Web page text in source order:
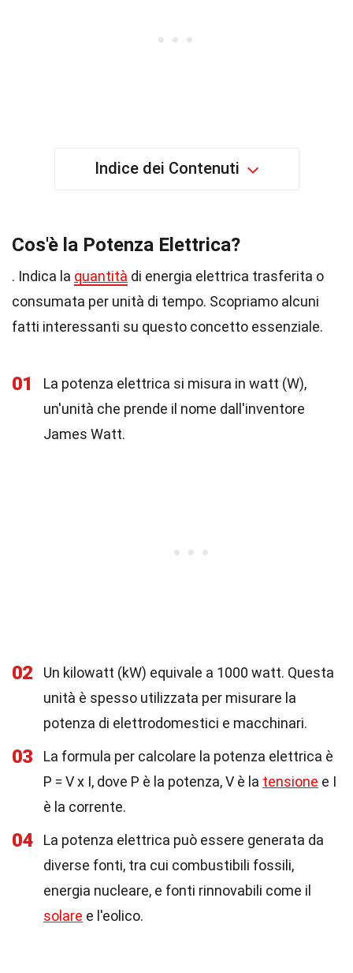
Indice dei Contenuti
Cos'è la Potenza Elettrica?
. Indica la quantità di energia elettrica trasferita o
consumata per unità di tempo. Scopriamo alcuni
fatti interessanti su questo concetto essenziale.
01
La potenza elettrica si misura in watt (W),
un'unità che prende il nome dall'inventore
James Watt.
02
Un kilowatt (kW) equivale a 1000 watt. Questa
unità è spesso utilizzata per misurare la
potenza di elettrodomestici e macchinari.
03
La formula per calcolare la potenza elettrica è
P = V x I, dove P è la potenza, V è la tensione e I
è la corrente.
04
La potenza elettrica può essere generata da
diverse fonti, tra cui combustibili fossili,
energia nucleare, e fonti rinnovabili come il
solare e l'eolico.